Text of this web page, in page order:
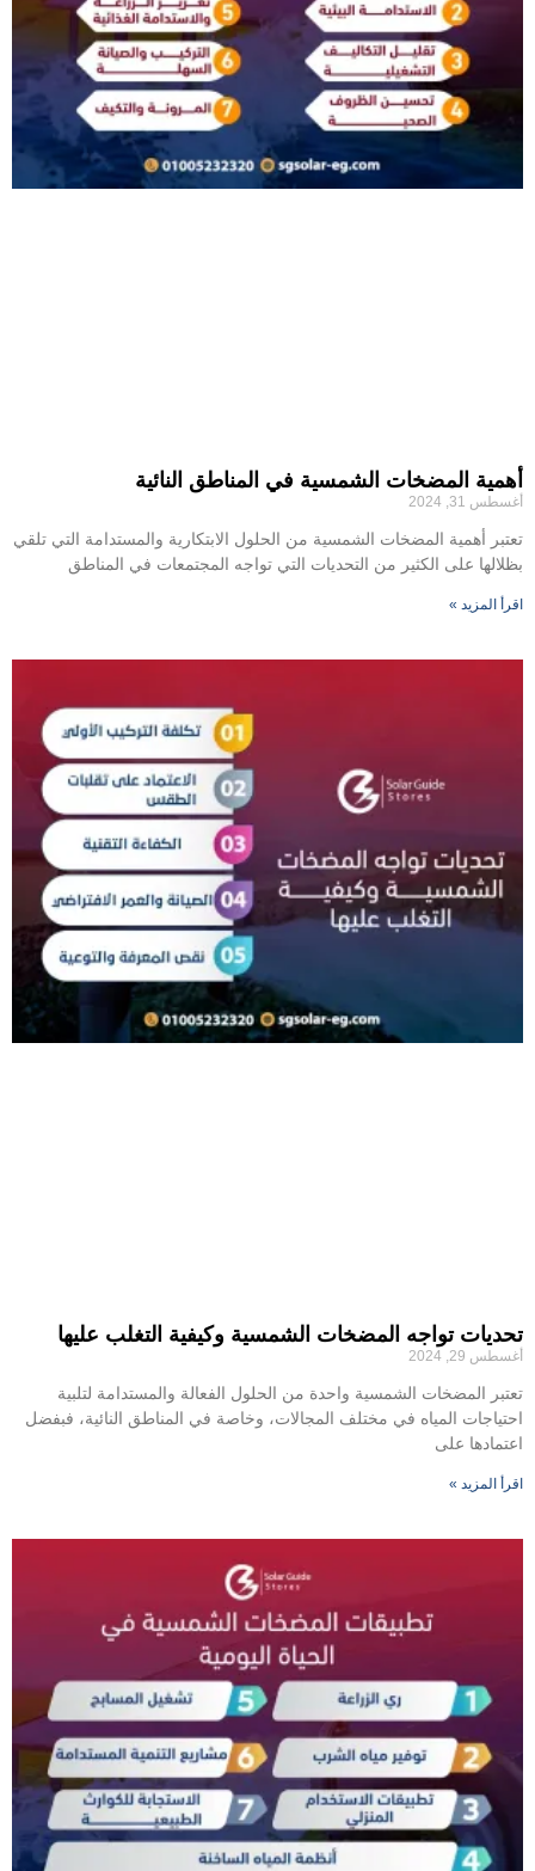
أهمية المضخات الشمسية في المناطق النائية
أغسطس 31, 2024
تعتبر أهمية المضخات الشمسية من الحلول الابتكارية والمستدامة التي تلقي
بظلالها على الكثير من التحديات التي تواجه المجتمعات في المناطق
اقرأ المزيد »
تحديات تواجه المضخات الشمسية وكيفية التغلب عليها
أغسطس 29, 2024
تعتبر المضخات الشمسية واحدة من الحلول الفعالة والمستدامة لتلبية
احتياجات المياه في مختلف المجالات، وخاصة في المناطق النائية، فبفضل
اعتمادها على
اقرأ المزيد »